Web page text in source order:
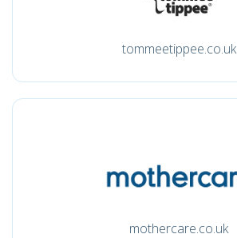
tommeetippee.co.uk
mothercare.co.uk